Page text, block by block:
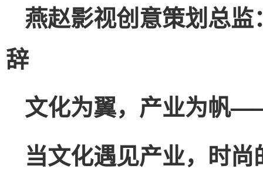
燕赵影视创意策划总监
辞
文化为翼，产业为帆
当文化遇见产业，时